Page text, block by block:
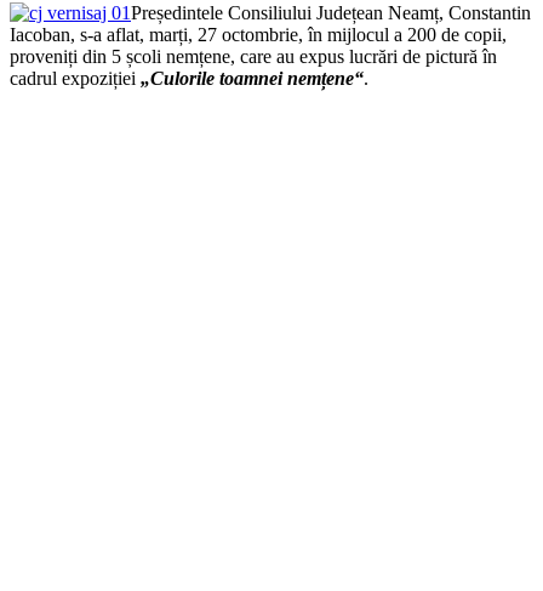
Președintele Consiliului Județean Neamț, Constantin
Iacoban, s-a aflat, marți, 27 octombrie, în mijlocul a 200 de copii,
proveniți din 5 școli nemțene, care au expus lucrări de pictură în
cadrul expoziției „Culorile toamnei nemțene“.